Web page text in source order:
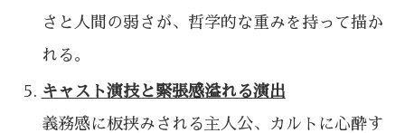
さと人間の弱さが、哲学的な重みを持って描か
れる。
キャスト演技と緊張感溢れる演出
義務感に板挟みされる主人公、カルトに心酔す